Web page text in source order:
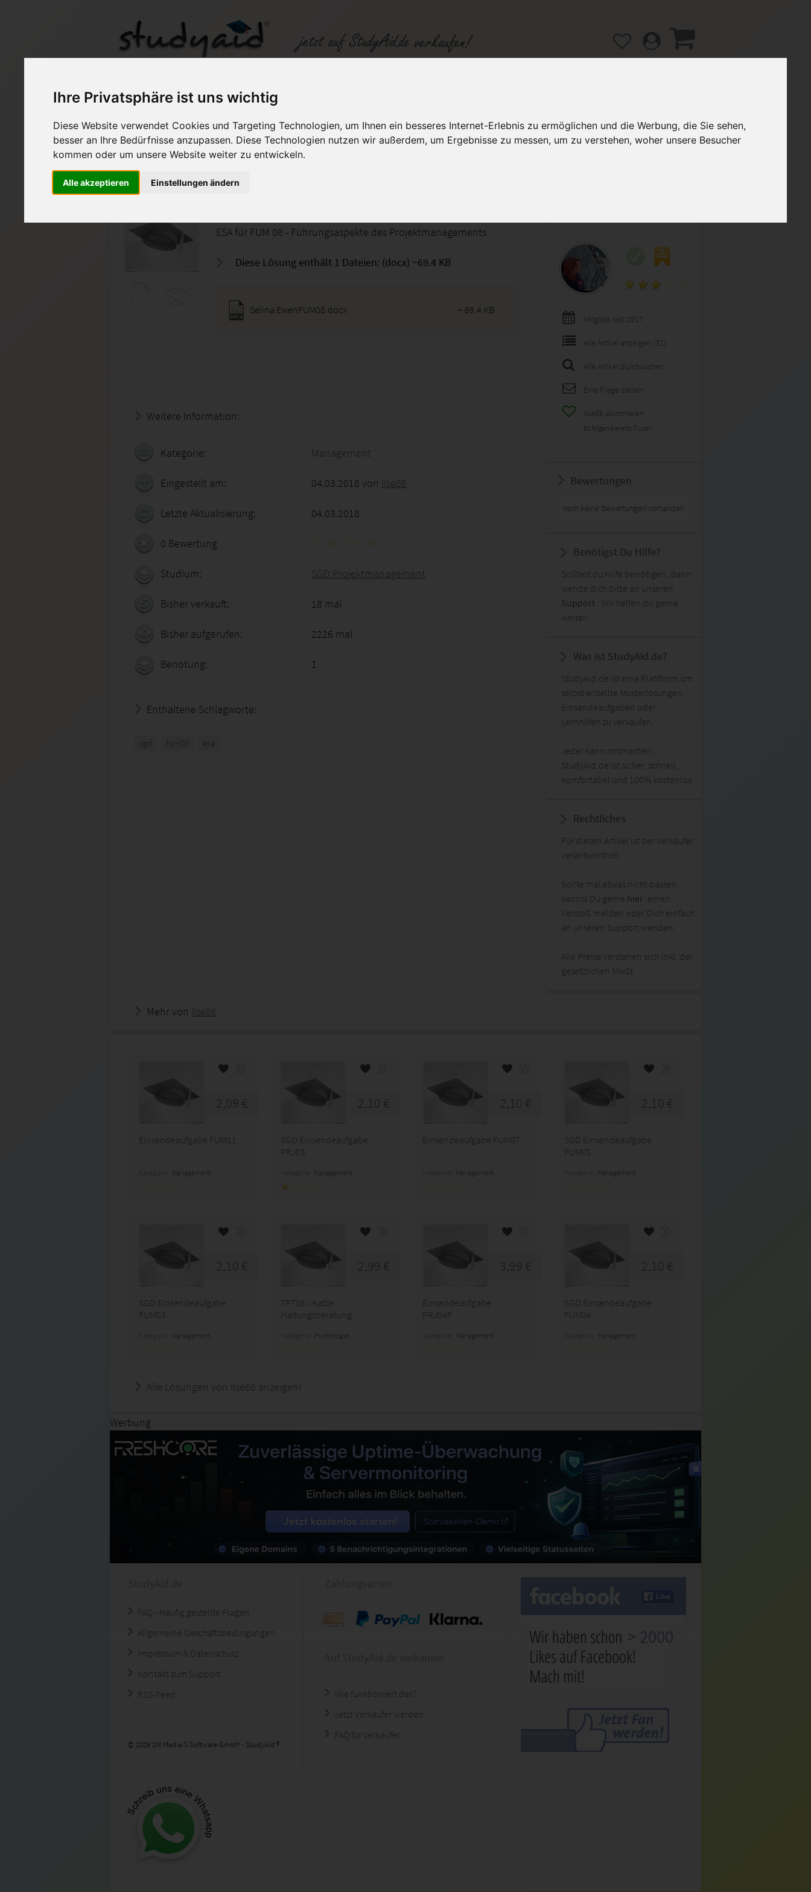
Ihre Privatsphäre ist uns wichtig
Diese Website verwendet Cookies und Targeting Technologien, um Ihnen ein besseres Internet-Erlebnis zu ermöglichen und die Werbung, die Sie sehen,
besser an Ihre Bedürfnisse anzupassen. Diese Technologien nutzen wir außerdem, um Ergebnisse zu messen, um zu verstehen, woher unsere Besucher
kommen oder um unsere Website weiter zu entwickeln.
Alle akzeptieren Einstellungen ändern
Einsendeaufgabe FUM08
Auf StudyAid.de verkaufen Kategorien Studiengänge / Lehrgänge Hilfe / FAQ
ESA für FUM 08 - Führungsaspekte des Projektmanagements
Diese Lösung enthält 1 Dateien: (docx) ~69.4 KB
Selina EwenFUM08.docx ~ 69.4 KB
Weitere Information:
Kategorie: Management
Eingestellt am: 04.03.2018 von Ilse86
Letzte Aktualisierung: 04.03.2018
0 Bewertung
Studium: SGD Projektmanagement
Bisher verkauft: 18 mal
Bisher aufgerufen: 2226 mal
Benotung: 1
Enthaltene Schlagworte:
sgd fum08 esa
Mitglied seit 2017
Alle Artikel anzeigen (32)
Alle Artikel durchsuchen
Eine Frage stellen
Ilse86 abonnieren
Es folgen bereits 7 User!
Bewertungen
noch keine Bewertungen vorhanden
Benötigst Du Hilfe?
Solltest du Hilfe benötigen, dann
wende dich bitte an unseren
Support . Wir helfen dir gerne
weiter!
Was ist StudyAid.de?
StudyAid.de ist eine Plattform um
selbst erstellte Musterlösungen,
Einsendeaufgaben oder
Lernhilfen zu verkaufen.
Jeder kann mitmachen.
StudyAid.de ist sicher, schnell,
komfortabel und 100% kostenlos.
Rechtliches
Für diesen Artikel ist der Verkäufer
verantwortlich.
Sollte mal etwas nicht passen,
kannst Du gerne hier einen
Verstoß melden oder Dich einfach
an unseren Support wenden.
Alle Preise verstehen sich inkl. der
gesetzlichen MwSt.
Mehr von Ilse86
2,09 €
Einsendeaufgabe FUM11
Management
2,10 €
SGD Einsendeaufgabe
PRJ03
Management
2,10 €
Einsendeaufgabe FUM07
Management
2,10 €
SGD Einsendeaufgabe
FUM05
Management
2,10 €
SGD Einsendeaufgabe
FUM03
Management
2,99 €
TPT06 - Katze -
Haltungsberatung
Psychologie
3,99 €
Einsendeaufgabe
PRJ04F
Management
2,10 €
SGD Einsendeaufgabe
FUM04
Management
Alle Lösungen von Ilse86 anzeigen!
Werbung
FAQ - Häufig gestellte Fragen
Allgemeine Geschäftsbedingungen
Impressum & Datenschutz
Kontakt zum Support
RSS-Feed
© 2026 1M Media & Software GmbH - StudyAid ®
Wie funktioniert das?
Jetzt Verkäufer werden
FAQ für Verkäufer
> 2000